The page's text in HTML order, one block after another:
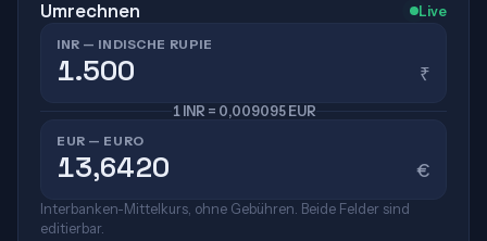
Umrechnen Live
INR — INDISCHE RUPIE
₹
1 INR = 0,009095 EUR
EUR — EURO
€
Interbanken-Mittelkurs, ohne Gebühren. Beide Felder sind
editierbar.